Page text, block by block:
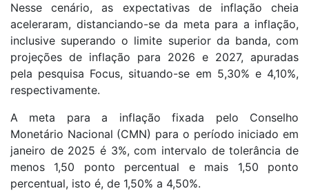
Nesse cenário, as expectativas de inflação cheia
aceleraram, distanciando-se da meta para a inflação,
inclusive superando o limite superior da banda, com
projeções de inflação para 2026 e 2027, apuradas
pela pesquisa Focus, situando-se em 5,30% e 4,10%,
respectivamente.
A meta para a inflação fixada pelo Conselho
Monetário Nacional (CMN) para o período iniciado em
janeiro de 2025 é 3%, com intervalo de tolerância de
menos 1,50 ponto percentual e mais 1,50 ponto
percentual, isto é, de 1,50% a 4,50%.